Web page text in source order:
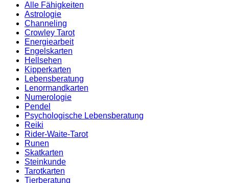
Alle Fähigkeiten
Astrologie
Channeling
Crowley Tarot
Energiearbeit
Engelskarten
Hellsehen
Kipperkarten
Lebensberatung
Lenormandkarten
Numerologie
Pendel
Psychologische Lebensberatung
Reiki
Rider-Waite-Tarot
Runen
Skatkarten
Steinkunde
Tarotkarten
Tierberatung